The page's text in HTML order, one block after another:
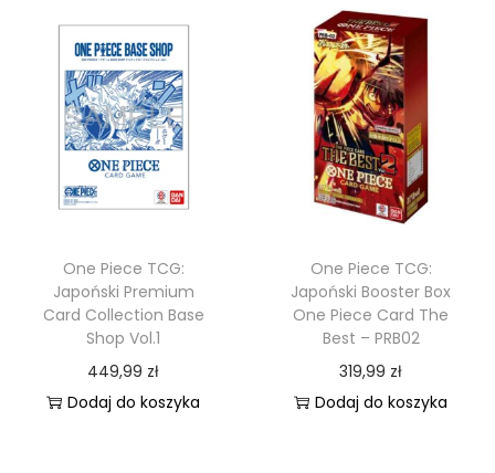
One Piece TCG:
Japoński Premium
Card Collection Base
Shop Vol.1
449,99 zł
Dodaj do koszyka
One Piece TCG:
Japoński Booster Box
One Piece Card The
Best – PRB02
319,99 zł
Dodaj do koszyka